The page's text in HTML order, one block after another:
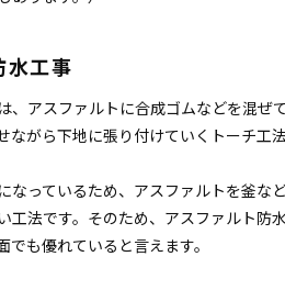
水工事
、アスファルトに合成ゴムなどを混ぜ
ながら下地に張り付けていくトーチ工
なっているため、アスファルトを釜な
工法です。そのため、アスファルト防
も優れていると言えます。